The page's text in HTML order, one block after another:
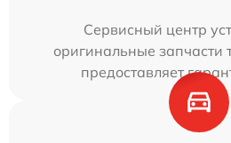
Сервисный центр
оригинальные запчасти
предоставляет